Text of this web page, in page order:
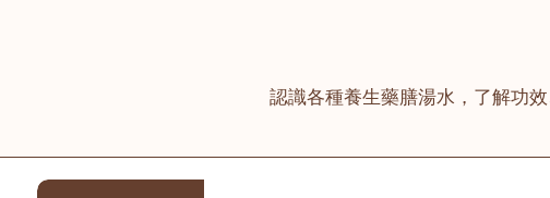
認識各種養生藥膳湯水，了解功